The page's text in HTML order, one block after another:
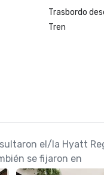
Trasbordo
Tren
el/la Hyatt
se fijaron en